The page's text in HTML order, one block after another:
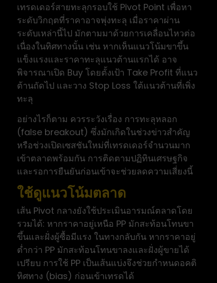
เทรดเดอร์สายทะลุกรอบใช้ Pivot Point เพื่อหา
ระดับวิกฤตที่ราคาอาจพุ่งทะลุ เมื่อราคาผ่าน
ระดับเหล่านี้ไป มักตามมาด้วยการเคลื่อนไหวต่อ
เนื่องในทิศทางนั้น เช่น หากเห็นแนวโน้มขาขึ้น
แข็งแรงและราคาทะลุแนวต้านแรกได้ อาจ
พิจารณาเปิด Buy โดยตั้งเป้า Take Profit ที่แนว
ต้านถัดไป และวาง Stop Loss ใต้แนวต้านที่เพิ่ง
ทะลุ
อย่างไรก็ตาม ควรระวังเรื่อง การทะลุหลอก
(false breakout) ซึ่งมักเกิดในช่วงข่าวสำคัญ
หรือช่วงเปิดเซสชันใหม่ที่เทรดเดอร์จำนวนมาก
เข้าตลาดพร้อมกัน การติดตามปฏิทินเศรษฐกิจ
และรอการยืนยันก่อนเข้าจะช่วยลดความเสี่ยงนี้
ใช้ดูแนวโน้มตลาด
เส้น Pivot กลางยังใช้ประเมินอารมณ์ตลาดโดย
รวมได้: หากราคาอยู่เหนือ PP มักสะท้อนโทนขา
ขึ้นและฝั่งผู้ซื้อมีแรง ในทางกลับกัน หากราคาอยู่
ต่ำกว่า PP มักสะท้อนโทนขาลงและฝั่งผู้ขายได้
เปรียบ การใช้ PP เป็นเส้นแบ่งจึงช่วยกำหนดอคติ
ทิศทาง (bias) ก่อนเข้าเทรดได้